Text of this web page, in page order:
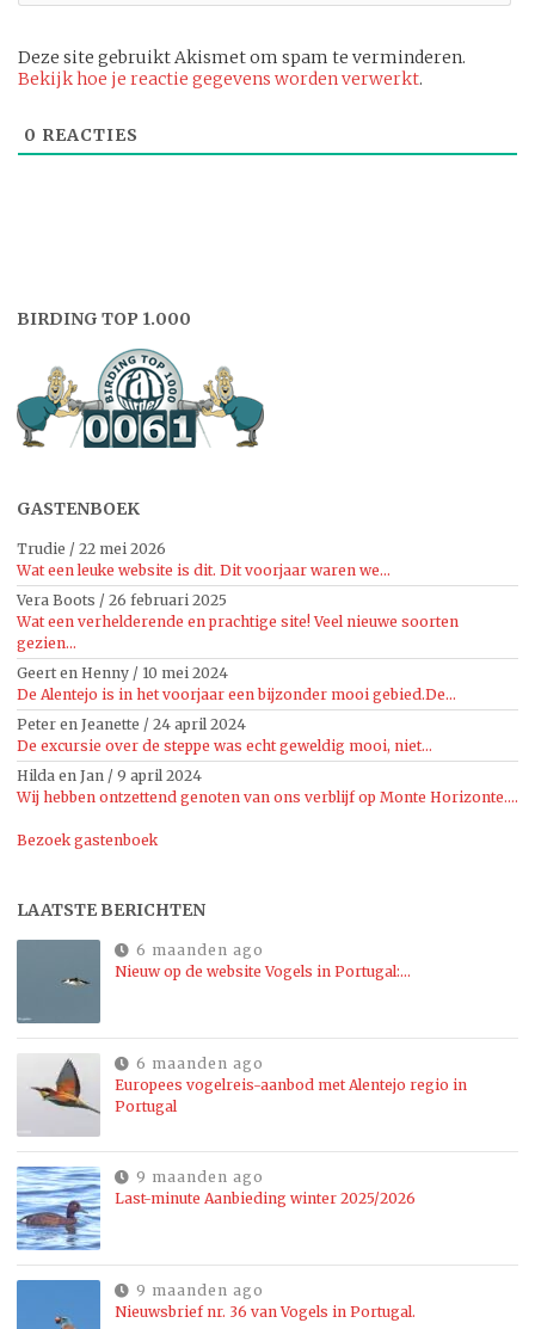
Deze site gebruikt Akismet om spam te verminderen.
Bekijk hoe je reactie gegevens worden verwerkt.
0 REACTIES
BIRDING TOP 1.000
GASTENBOEK
Trudie / 22 mei 2026
Wat een leuke website is dit. Dit voorjaar waren we...
Vera Boots / 26 februari 2025
Wat een verhelderende en prachtige site! Veel nieuwe soorten
gezien...
Geert en Henny / 10 mei 2024
De Alentejo is in het voorjaar een bijzonder mooi gebied.De...
Peter en Jeanette / 24 april 2024
De excursie over de steppe was echt geweldig mooi, niet...
Hilda en Jan / 9 april 2024
Wij hebben ontzettend genoten van ons verblijf op Monte Horizonte....
Bezoek gastenboek
LAATSTE BERICHTEN
6 maanden ago
Nieuw op de website Vogels in Portugal:…
6 maanden ago
Europees vogelreis-aanbod met Alentejo regio in
Portugal
9 maanden ago
Last-minute Aanbieding winter 2025/2026
9 maanden ago
Nieuwsbrief nr. 36 van Vogels in Portugal.